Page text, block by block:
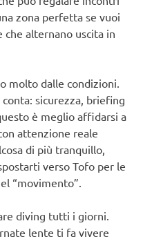
zona perfetta se vuoi
alternano uscita in
molto dalle condizioni.
sicurezza, briefing
è meglio affidarsi a
attenzione reale
di più tranquillo,
verso Tofo per le
“movimento”.
diving tutti i giorni.
lente ti fa vivere